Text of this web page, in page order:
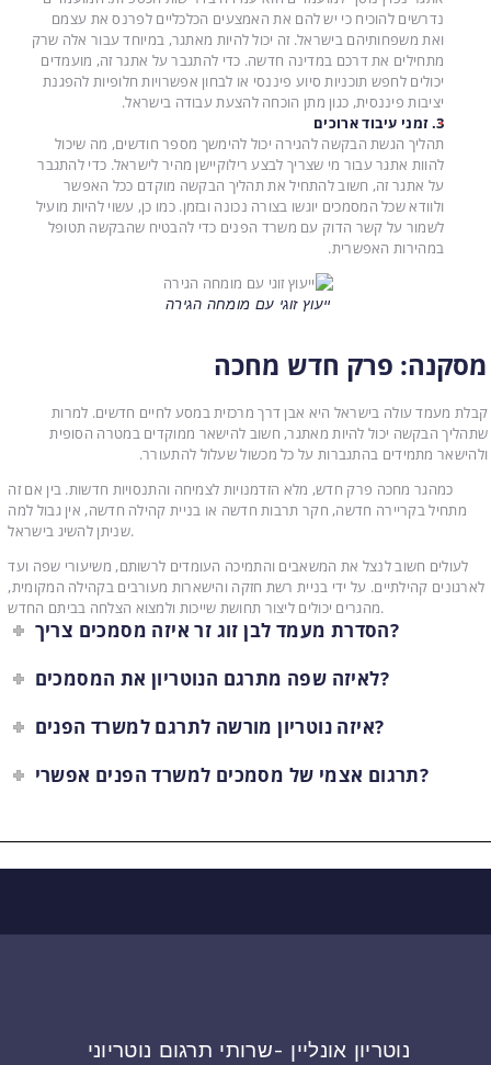
נדרשים להוכיח כי יש להם את האמצעים הכלכליים לפרנס את עצמם
ואת משפחותיהם בישראל. זה יכול להיות מאתגר, במיוחד עבור אלה שרק
מתחילים את דרכם במדינה חדשה. כדי להתגבר על אתגר זה, מועמדים
יכולים לחפש תוכניות סיוע פיננסי או לבחון אפשרויות חלופיות להפגנת
יציבות פיננסית, כגון מתן הוכחה להצעת עבודה בישראל.
3. זמני עיבוד ארוכים
תהליך הגשת הבקשה להגירה יכול להימשך מספר חודשים, מה שיכול
להוות אתגר עבור מי שצריך לבצע רילוקיישן מהיר לישראל. כדי להתגבר
על אתגר זה, חשוב להתחיל את תהליך הבקשה מוקדם ככל האפשר
ולוודא שכל המסמכים יוגשו בצורה נכונה ובזמן. כמו כן, עשוי להיות מועיל
לשמור על קשר הדוק עם משרד הפנים כדי להבטיח שהבקשה תטופל
במהירות האפשרית.
ייעוץ זוגי עם מומחה הגירה
מסקנה: פרק חדש מחכה
קבלת מעמד עולה בישראל היא אבן דרך מרכזית במסע לחיים חדשים. למרות
שתהליך הבקשה יכול להיות מאתגר, חשוב להישאר ממוקדים במטרה הסופית
ולהישאר מתמידים בהתגברות על כל מכשול שעלול להתעורר.
כמהגר מחכה פרק חדש, מלא הזדמנויות לצמיחה והתנסויות חדשות. בין אם זה
מתחיל בקריירה חדשה, חקר תרבות חדשה או בניית קהילה חדשה, אין גבול למה
שניתן להשיג בישראל.
לעולים חשוב לנצל את המשאבים והתמיכה העומדים לרשותם, משיעורי שפה ועד
לארגונים קהילתיים. על ידי בניית רשת חזקה והישארות מעורבים בקהילה המקומית,
מהגרים יכולים ליצור תחושת שייכות ולמצוא הצלחה בביתם החדש.
הסדרת מעמד לבן זוג זר איזה מסמכים צריך?
לאיזה שפה מתרגם הנוטריון את המסמכים?
איזה נוטריון מורשה לתרגם למשרד הפנים?
תרגום אצמי של מסמכים למשרד הפנים אפשרי?
נוטריון אונליין -שרותי תרגום נוטריוני